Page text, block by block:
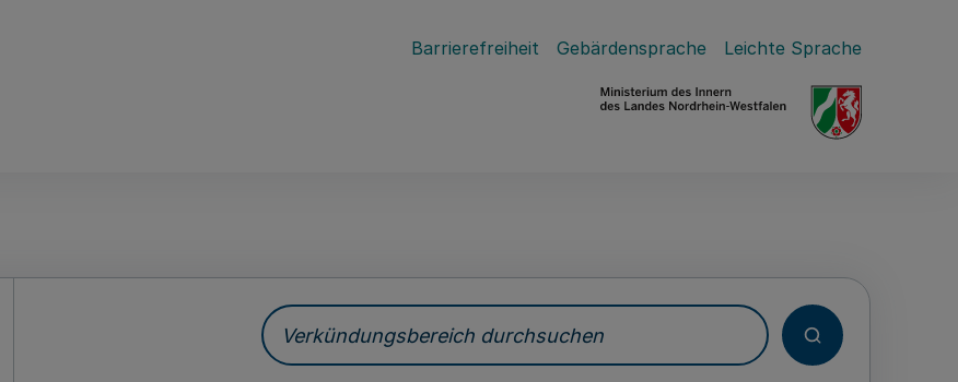
Barrierefreiheit Gebärdensprache Leichte Sprache
Verkündungsbereich durchsuchen